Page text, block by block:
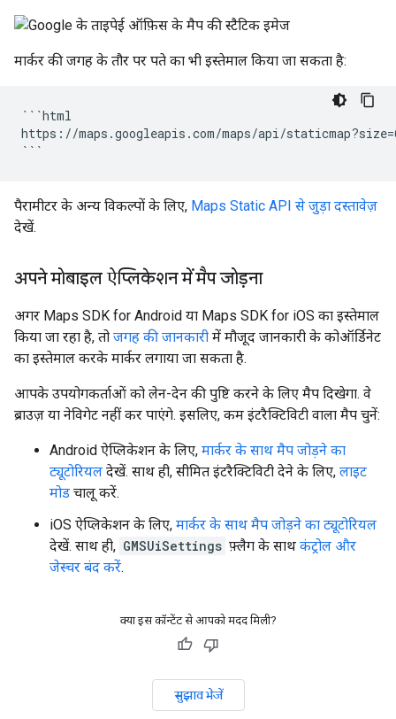
मार्कर की जगह के तौर पर पते का भी इस्तेमाल किया जा सकता है:
```html
https://maps.googleapis.com/maps/api/
पैरामीटर के अन्य विकल्पों के लिए, Maps Static API से जुड़ा दस्तावेज़
देखें.
अपने मोबाइल ऐप्लिकेशन में मैप जोड़ना
अगर Maps SDK for Android या Maps SDK for iOS का इस्तेमाल
किया जा रहा है, तो जगह की जानकारी में मौजूद जानकारी के कोऑर्डिनेट
का इस्तेमाल करके मार्कर लगाया जा सकता है.
आपके उपयोगकर्ताओं को लेन-देन की पुष्टि करने के लिए मैप दिखेगा. वे
ब्राउज़ या नेविगेट नहीं कर पाएंगे. इसलिए, कम इंटरैक्टिविटी वाला मैप चुनें:
Android ऐप्लिकेशन के लिए, मार्कर के साथ मैप जोड़ने का
ट्यूटोरियल देखें. साथ ही, सीमित इंटरैक्टिविटी देने के लिए, लाइट
मोड चालू करें.
iOS ऐप्लिकेशन के लिए, मार्कर के साथ मैप जोड़ने का ट्यूटोरियल
देखें. साथ ही, GMSUiSettings फ़्लैग के साथ कंट्रोल और
जेस्चर बंद करें.
क्या इस कॉन्टेंट से आपको मदद मिली?
सुझाव भेजें